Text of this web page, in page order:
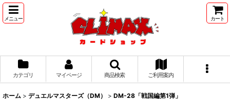
メニュー カート
カテゴリ マイページ 商品検索 ご利用案内
ホーム > デュエルマスターズ（DM） > DM-28「戦国編第1弾」